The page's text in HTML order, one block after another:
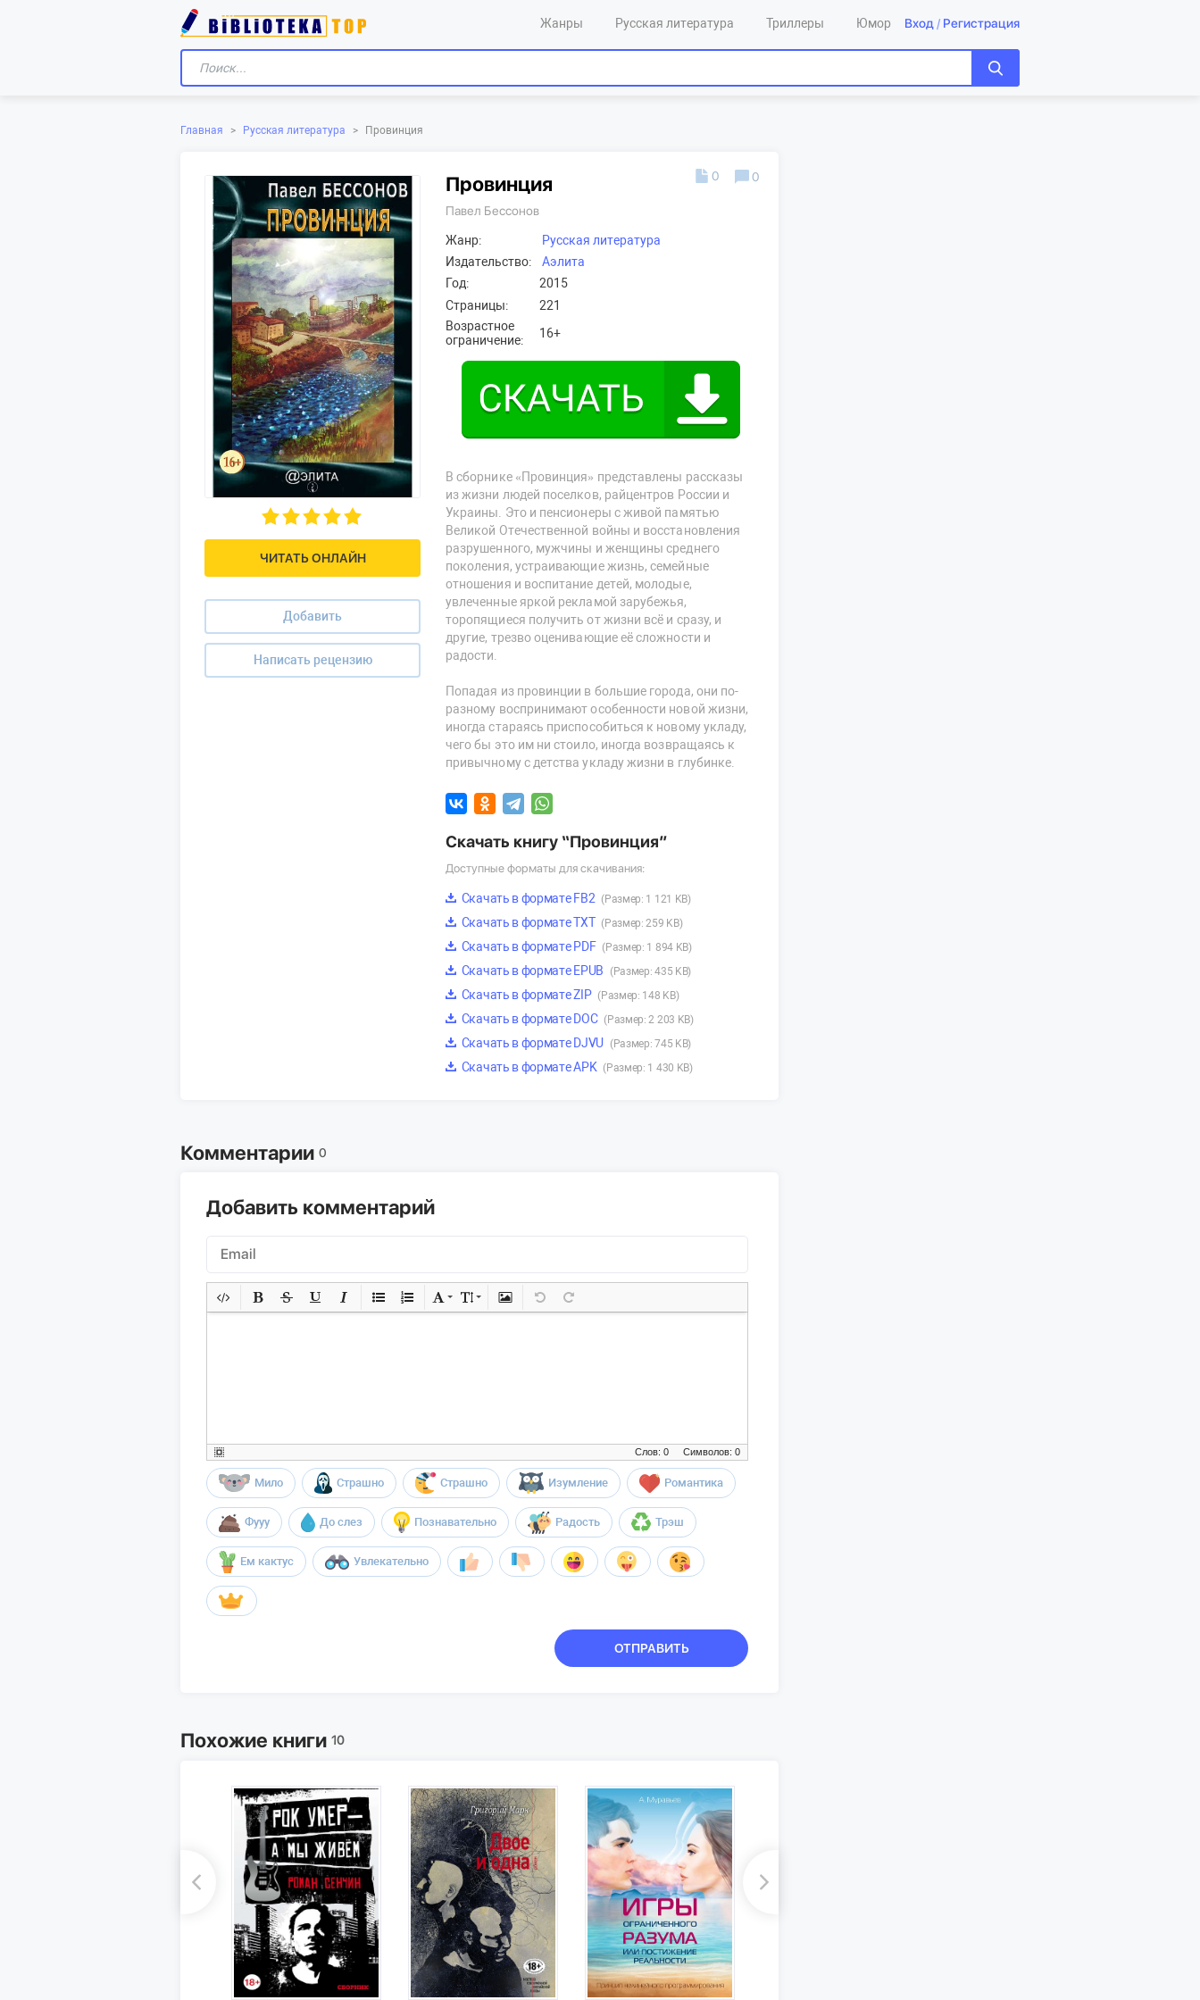
Жанры Русская литература Триллеры Юмор Вход / Регистрация
Главная > Русская литература > Провинция
ЧИТАТЬ ОНЛАЙН
Добавить
Написать рецензию
Провинция
Павел Бессонов
Жанр:
Русская литература
Издательство:
Аэлита
Год:
2015
Страницы:
221
Возрастное
ограничение:
16+
В сборнике «Провинция» представлены рассказы
из жизни людей поселков, райцентров России и
Украины. Это и пенсионеры с живой памятью
Великой Отечественной войны и восстановления
разрушенного, мужчины и женщины среднего
поколения, устраивающие жизнь, семейные
отношения и воспитание детей, молодые,
увлеченные яркой рекламой зарубежья,
торопящиеся получить от жизни всё и сразу, и
другие, трезво оценивающие её сложности и
радости.
Попадая из провинции в большие города, они по-
разному воспринимают особенности новой жизни,
иногда стараясь приспособиться к новому укладу,
чего бы это им ни стоило, иногда возвращаясь к
привычному с детства укладу жизни в глубинке.
0 0
Скачать книгу “Провинция”
Доступные форматы для скачивания:
Скачать в формате FB2 (Размер: 1 121 KB)
Скачать в формате TXT (Размер: 259 KB)
Скачать в формате PDF (Размер: 1 894 KB)
Скачать в формате EPUB (Размер: 435 KB)
Скачать в формате ZIP (Размер: 148 KB)
Скачать в формате DOC (Размер: 2 203 KB)
Скачать в формате DJVU (Размер: 745 KB)
Скачать в формате APK (Размер: 1 430 KB)
Комментарии 0
Добавить комментарий
Символов: 0
Слов: 0
Мило Страшно Страшно Изумление Романтика
Фууу До слез Познавательно Радость Трэш
Ем кактус Увлекательно
ОТПРАВИТЬ
Похожие книги 10